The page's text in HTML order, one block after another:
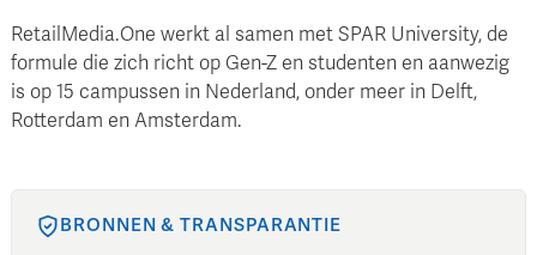
RetailMedia.One werkt al samen met SPAR University, de
formule die zich richt op Gen-Z en studenten en aanwezig
is op 15 campussen in Nederland, onder meer in Delft,
Rotterdam en Amsterdam.
BRONNEN & TRANSPARANTIE